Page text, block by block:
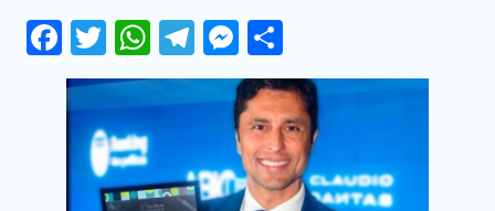
Facebook
Twitter
WhatsApp
Telegram
Messenger